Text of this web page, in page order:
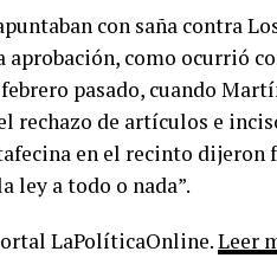
con saña contra
como ocurrió
pasado, cuando
rechazo de artículos e
en el recinto
ley a todo o nada”.
LaPolíticaOnline.Leer